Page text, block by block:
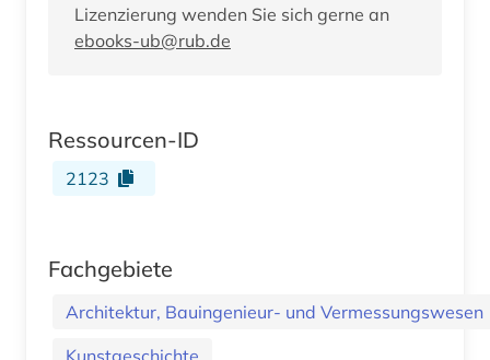
Lizenzierung wenden Sie sich gerne an
ebooks-ub@rub.de
Ressourcen-ID
2123
Fachgebiete
Architektur, Bauingenieur- und Vermessungswesen
Kunstgeschichte